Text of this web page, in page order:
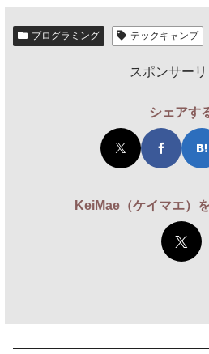
プログラミング テックキャンプ
スポンサーリ
シェアす
KeiMae（ケイマエ）